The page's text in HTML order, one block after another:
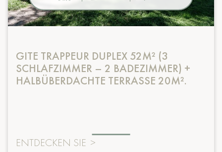
GITE TRAPPEUR DUPLEX 52M² (3
SCHLAFZIMMER – 2 BADEZIMMER) +
HALBÜBERDACHTE TERRASSE 20M².
ENTDECKEN SIE >